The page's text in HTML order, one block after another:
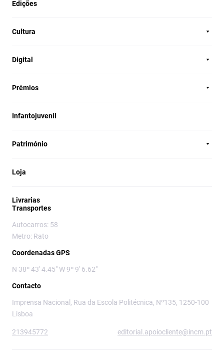
Edições
Cultura
Digital
Prémios
Infantojuvenil
Património
Loja
Livrarias
Transportes
Autocarros: 58
Metro: Rato
Coordenadas GPS
N 38º 43' 4.45" W 9º 9' 6.62"
Contacto
Imprensa Nacional, Rua da Escola Politécnica, Nº135, 1250-100
Lisboa
213945772 editorial.apoiocliente@incm.pt